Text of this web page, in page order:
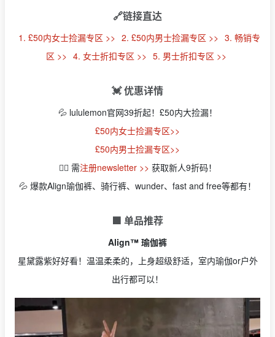
🔗链接直达
1. £50内女士捡漏专区 >> 2. £50内男士捡漏专区 >> 3. 畅销专
区 >> 4. 女士折扣专区 >> 5. 男士折扣专区 >>
💓 优惠详情
💦 lululemon官网39折起！£50内大捡漏！
£50内女士捡漏专区>>
£50内男士捡漏专区>>
👉🏻 需注册newsletter >> 获取新人9折码！
💦 爆款Align瑜伽裤、骑行裤、wunder、fast and free等都有！
🟩 单品推荐
Align™ 瑜伽裤
星黛露紫好好看！温温柔柔的，上身超级舒适，室内瑜伽or户外
出行都可以！